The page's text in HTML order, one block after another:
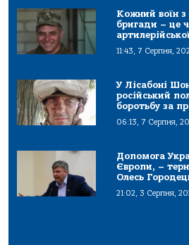
Кожний воїн з
бригади – це
11:43, 7 Серпня,
У Лісабоні
російський
боротьбу за
06:13, 7 Серпня,
Допомога
Європи, –
Олесь
21:02, 3 Серпня,